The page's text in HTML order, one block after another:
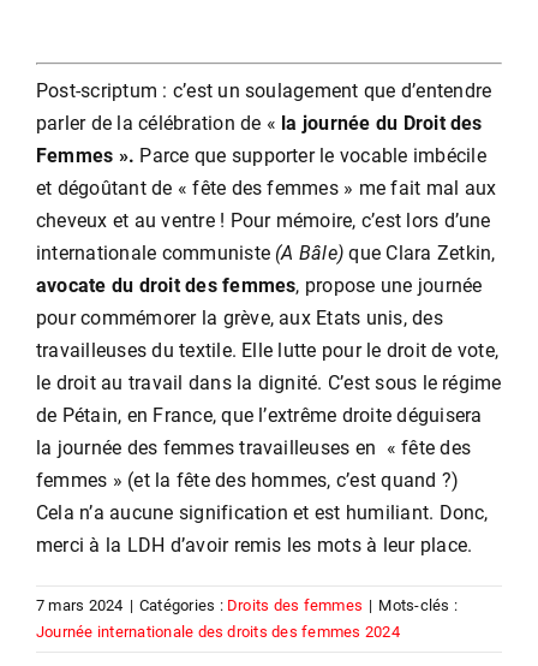
Post-scriptum : c’est un soulagement que d’entendre
parler de la célébration de « la journée du Droit des
Femmes ». Parce que supporter le vocable imbécile
et dégoûtant de « fête des femmes » me fait mal aux
cheveux et au ventre ! Pour mémoire, c’est lors d’une
internationale communiste (A Bâle)que Clara Zetkin,
avocate du droit des femmes, propose une journée
pour commémorer la grève, aux Etats unis, des
travailleuses du textile. Elle lutte pour le droit de vote,
le droit au travail dans la dignité. C’est sous le régime
de Pétain, en France, que l’extrême droite déguisera
la journée des femmes travailleuses en « fête des
femmes » (et la fête des hommes, c’est quand ?)
Cela n’a aucune signification et est humiliant. Donc,
merci à la LDH d’avoir remis les mots à leur place.
7 mars 2024 | Catégories : Droits des femmes | Mots-clés :
Journée internationale des droits des femmes 2024